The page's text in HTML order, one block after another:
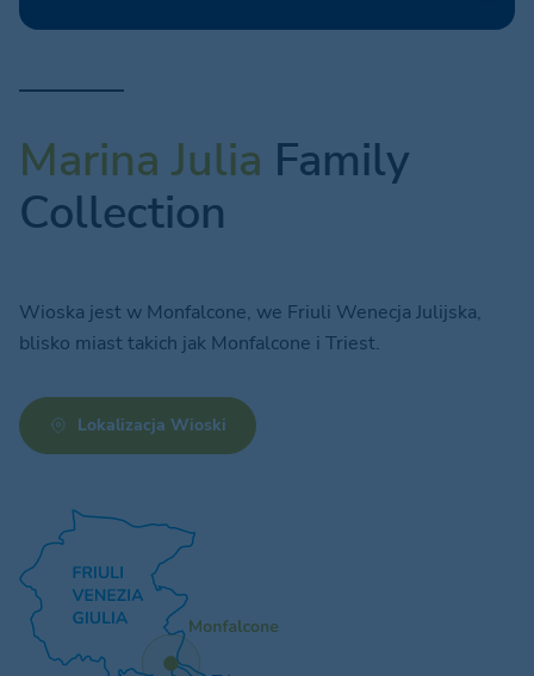
Marina Julia Family
Collection
Wioska jest w Monfalcone, we Friuli Wenecja Julijska,
blisko miast takich jak Monfalcone i Triest.
Lokalizacja Wioski